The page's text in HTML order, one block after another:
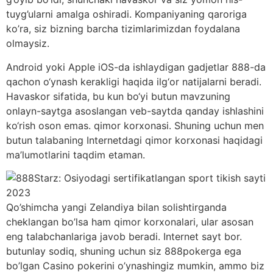
tuyg’ularni amalga oshiradi. Kompaniyaning qaroriga
ko’ra, siz bizning barcha tizimlarimizdan foydalana
olmaysiz.
Android yoki Apple iOS-da ishlaydigan gadjetlar 888-da
qachon o‘ynash kerakligi haqida ilg‘or natijalarni beradi.
Havaskor sifatida, bu kun bo‘yi butun mavzuning
onlayn-saytga asoslangan veb-saytda qanday ishlashini
ko‘rish oson emas. qimor korxonasi. Shuning uchun men
butun talabaning Internetdagi qimor korxonasi haqidagi
ma’lumotlarini taqdim etaman.
Qo’shimcha yangi Zelandiya bilan solishtirganda
cheklangan bo’lsa ham qimor korxonalari, ular asosan
eng talabchanlariga javob beradi. Internet sayt bor.
butunlay sodiq, shuning uchun siz 888pokerga ega
bo’lgan Casino pokerini o’ynashingiz mumkin, ammo biz